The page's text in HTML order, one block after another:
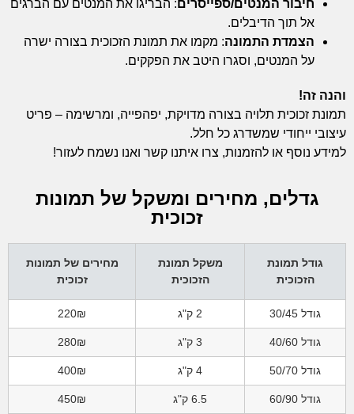
חיבור המנטים/ספייסרים: הבריגו את המנטים עם הברגים
אל תוך הדיבלים.
הצמדת התמונה: מקמו את תמונת הזכוכית בצורה ישרה
על המנטים, וסגרו היטב את הפקקים.
והנה זה!
תמונת זכוכית תלויה בצורה מדויקת, יפהפייה, ומרשימה – פריט
עיצובי ייחודי שמשדרג כל חלל.
למידע נוסף או להזמנות, צרו איתנו קשר ואנו נשמח לעזור!
גדלים, מחירים ומשקל של תמונות
זכוכית
גודל תמונת
הזכוכית
משקל תמונת
הזכוכית
מחירים של תמונות
זכוכית
גודל 30/45 2 ק"ג 220₪
גודל 40/60 3 ק"ג 280₪
גודל 50/70 4 ק"ג 400₪
גודל 60/90 6.5 ק"ג 450₪